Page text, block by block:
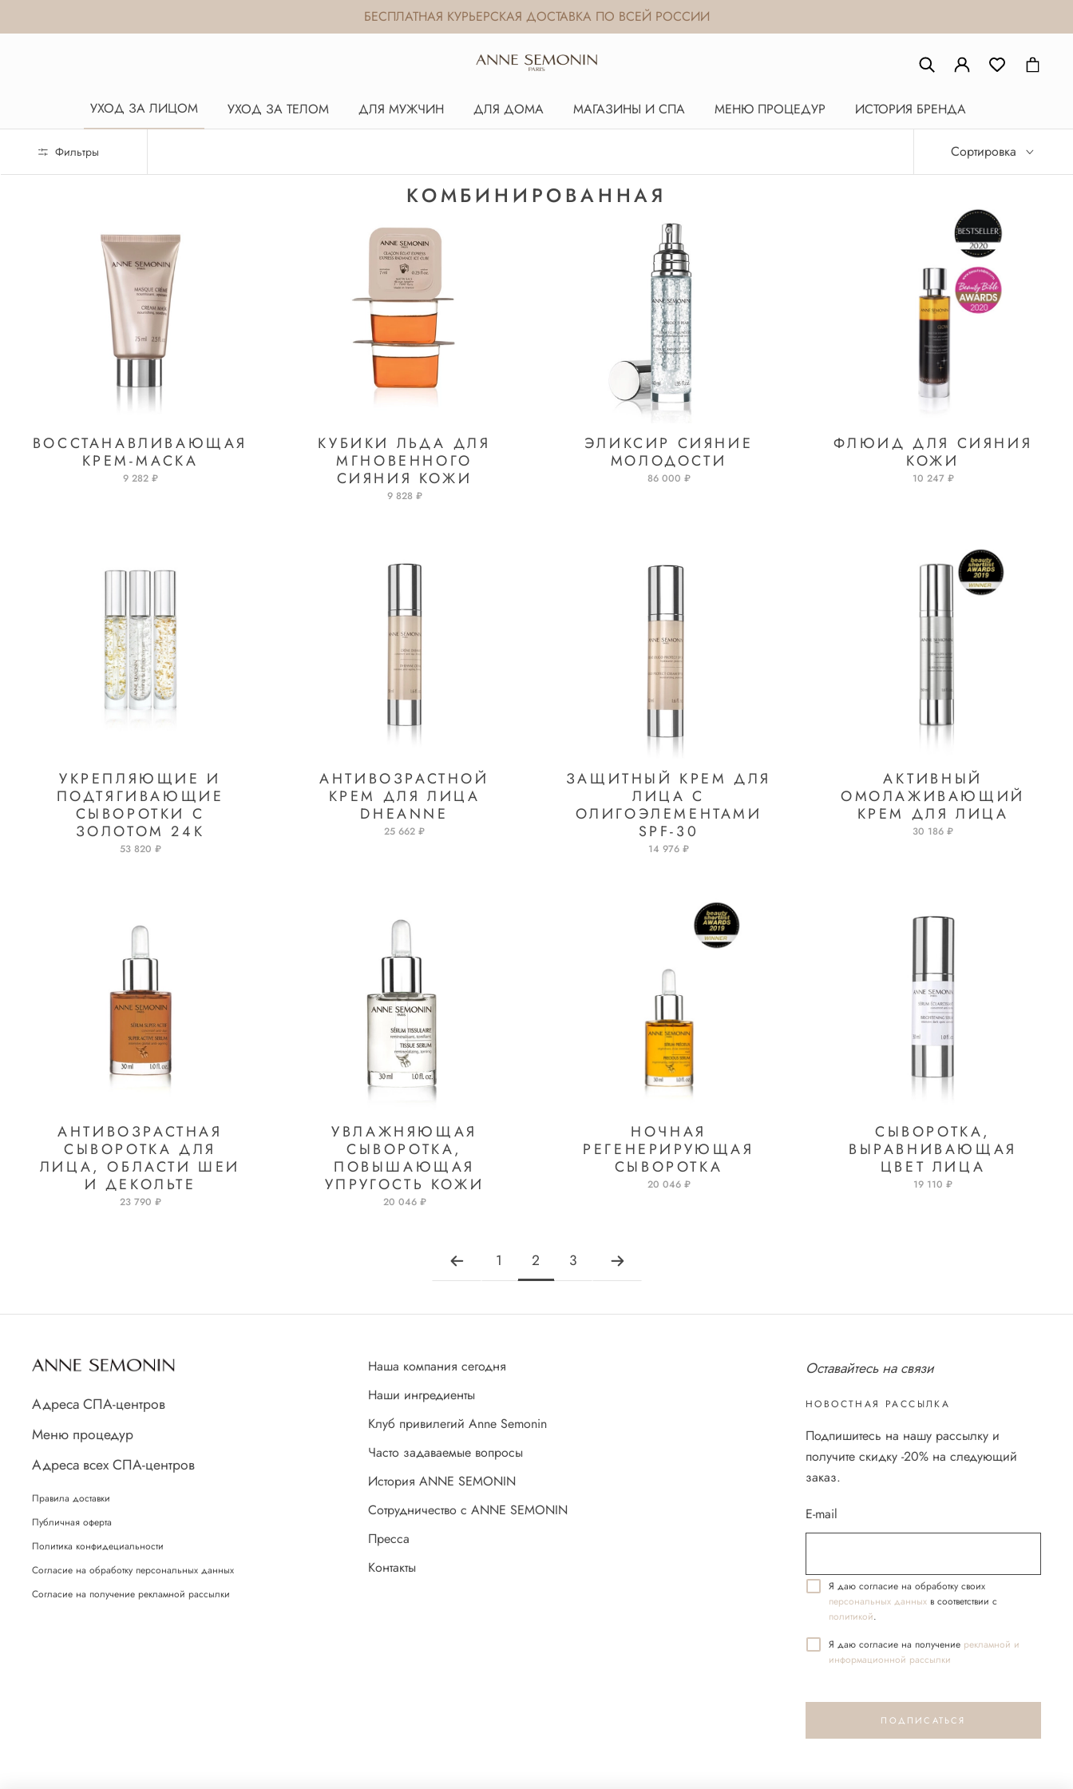
БЕСПЛАТНАЯ КУРЬЕРСКАЯ ДОСТАВКА ПО ВСЕЙ РОССИИ
УХОД ЗА ЛИЦОМ УХОД ЗА ТЕЛОМ ДЛЯ МУЖЧИН ДЛЯ ДОМА МАГАЗИНЫ И СПА МЕНЮ ПРОЦЕДУР ИСТОРИЯ БРЕНДА
Фильтры Сортировка
КОМБИНИРОВАННАЯ
ВОССТАНАВЛИВАЮЩАЯ
КРЕМ-МАСКА
9 282 ₽
КУБИКИ ЛЬДА ДЛЯ
МГНОВЕННОГО
СИЯНИЯ КОЖИ
9 828 ₽
ЭЛИКСИР СИЯНИЕ
МОЛОДОСТИ
86 000 ₽
ФЛЮИД ДЛЯ СИЯНИЯ
КОЖИ
10 247 ₽
УКРЕПЛЯЮЩИЕ И
ПОДТЯГИВАЮЩИЕ
СЫВОРОТКИ С
ЗОЛОТОМ 24К
53 820 ₽
АНТИВОЗРАСТНОЙ
КРЕМ ДЛЯ ЛИЦА
DHEANNE
25 662 ₽
ЗАЩИТНЫЙ КРЕМ ДЛЯ
ЛИЦА С
ОЛИГОЭЛЕМЕНТАМИ
SPF-30
14 976 ₽
АКТИВНЫЙ
ОМОЛАЖИВАЮЩИЙ
КРЕМ ДЛЯ ЛИЦА
30 186 ₽
АНТИВОЗРАСТНАЯ
СЫВОРОТКА ДЛЯ
ЛИЦА, ОБЛАСТИ ШЕИ
И ДЕКОЛЬТЕ
23 790 ₽
УВЛАЖНЯЮЩАЯ
СЫВОРОТКА,
ПОВЫШАЮЩАЯ
УПРУГОСТЬ КОЖИ
20 046 ₽
НОЧНАЯ
РЕГЕНЕРИРУЮЩАЯ
СЫВОРОТКА
20 046 ₽
СЫВОРОТКА,
ВЫРАВНИВАЮЩАЯ
ЦВЕТ ЛИЦА
19 110 ₽
1 2 3
Адреса СПА-центров
Меню процедур
Адреса всех СПА-центров
Правила доставки
Публичная оферта
Политика конфидециальности
Согласие на обработку персональных данных
Согласие на получение рекламной рассылки
Наша компания сегодня
Наши ингредиенты
Клуб привилегий Anne Semonin
Часто задаваемые вопросы
История ANNE SEMONIN
Сотрудничество с ANNE SEMONIN
Пресса
Контакты
Оставайтесь на связи
НОВОСТНАЯ РАССЫЛКА
Подпишитесь на нашу рассылку и
получите скидку -20% на следующий
заказ.
E-mail
Я даю согласие на обработку своих
персональных данных в соответствии с
политикой.
Я даю согласие на получение реĸламной и
информационной рассылĸи
ПОДПИСАТЬСЯ